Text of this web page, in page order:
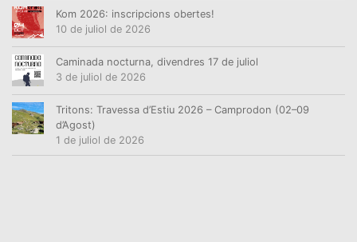
Kom 2026: inscripcions obertes!
10 de juliol de 2026
Caminada nocturna, divendres 17 de juliol
3 de juliol de 2026
Tritons: Travessa d’Estiu 2026 – Camprodon (02–09
d’Agost)
1 de juliol de 2026